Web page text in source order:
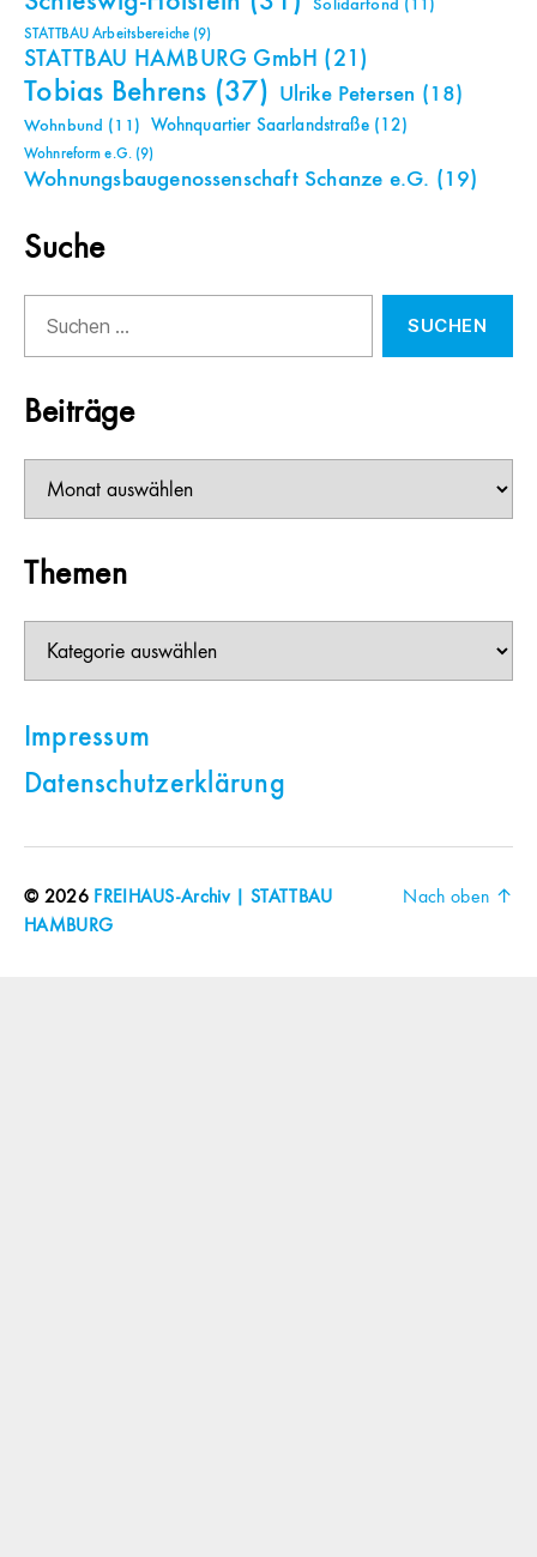
Solidarfond (11)
STATTBAU Arbeitsbereiche (9)
STATTBAU HAMBURG GmbH (21)
Tobias Behrens (37) Ulrike Petersen (18)
Wohnbund (11) Wohnquartier Saarlandstraße(12)
Wohnreform e.G.(9)
Wohnungsbaugenossenschaft Schanze e.G. (19)
Suche
nach:
Beiträge
Themen
Impressum
Datenschutzerklärung
© 2026 FREIHAUS-Archiv | STATTBAU
HAMBURG
Nach oben ↑